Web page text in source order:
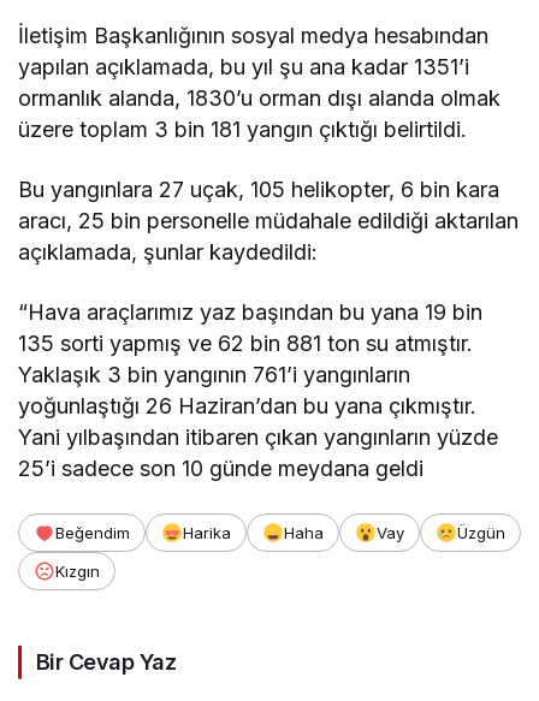
İletişim Başkanlığının sosyal medya hesabından
yapılan açıklamada, bu yıl şu ana kadar 1351’i
ormanlık alanda, 1830’u orman dışı alanda olmak
üzere toplam 3 bin 181 yangın çıktığı belirtildi.
Bu yangınlara 27 uçak, 105 helikopter, 6 bin kara
aracı, 25 bin personelle müdahale edildiği aktarılan
açıklamada, şunlar kaydedildi:
“Hava araçlarımız yaz başından bu yana 19 bin
135 sorti yapmış ve 62 bin 881 ton su atmıştır.
Yaklaşık 3 bin yangının 761’i yangınların
yoğunlaştığı 26 Haziran’dan bu yana çıkmıştır.
Yani yılbaşından itibaren çıkan yangınların yüzde
25’i sadece son 10 günde meydana geldi
Beğendim Harika Haha Vay
Üzgün
Kızgın
Bir Cevap Yaz